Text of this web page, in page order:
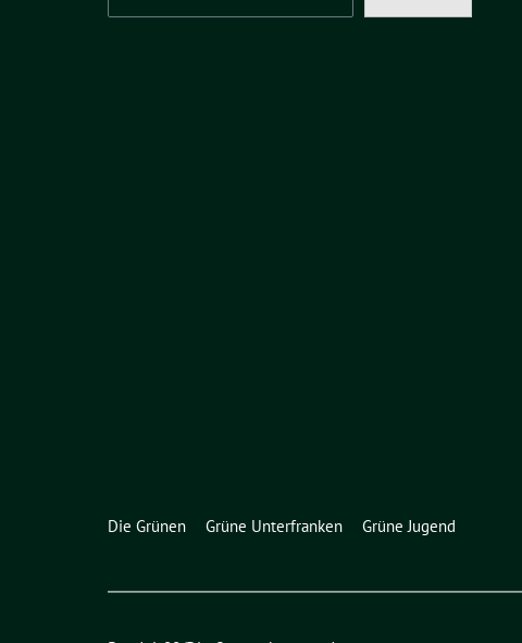
Die Grünen Grüne Unterfranken Grüne Jugend